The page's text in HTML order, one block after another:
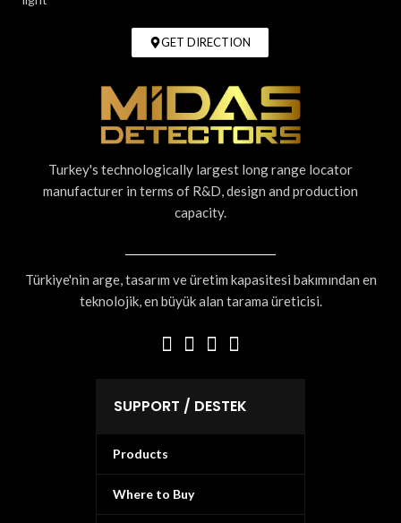
GET DIRECTION
Turkey's technologically largest long range locator
manufacturer in terms of R&D, design and production
capacity.
Türkiye'nin arge, tasarım ve üretim kapasitesi bakımından en
teknolojik, en büyük alan tarama üreticisi.
SUPPORT / DESTEK
Products
Where to Buy